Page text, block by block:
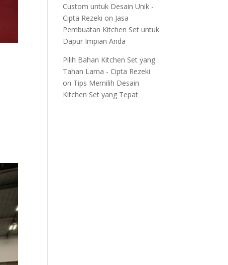
Custom untuk Desain Unik -
Cipta Rezeki on Jasa
Pembuatan Kitchen Set untuk
Dapur Impian Anda
Pilih Bahan Kitchen Set yang
Tahan Lama - Cipta Rezeki
on Tips Memilih Desain
Kitchen Set yang Tepat